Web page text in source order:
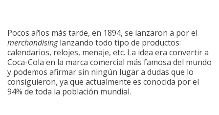
Pocos años más tarde, en 1894, se lanzaron a por el
merchandisinglanzando todo tipo de productos:
calendarios, relojes, menaje, etc. La idea era convertir a
Coca-Cola en la marca comercial más famosa del mundo
y podemos afirmar sin ningún lugar a dudas que lo
consiguieron, ya que actualmente es conocida por el
94% de toda la población mundial.